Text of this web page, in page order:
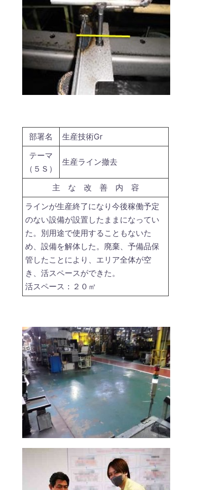
部署名
生産技術Gr
テーマ
（５Ｓ）
生産ライン撤去
主 な 改 善 内 容
ラインが生産終了になり今後稼働予定
のない設備が設置したままになってい
た。別用途で使用することもないた
め、設備を解体した。廃棄、予備品保
管したことにより、エリア全体が空
き、活スペースができた。
活スペース：２０㎡